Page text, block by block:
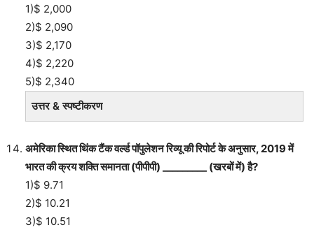
1)$ 2,000
2)$ 2,090
3)$ 2,170
4)$ 2,220
5)$ 2,340
उत्तर & स्पष्टीकरण
अमेरिका स्थित थिंक टैंक वर्ल्ड पॉपुलेशन रिव्यू की रिपोर्ट के अनुसार, 2019 में
भारत की क्रय शक्ति समानता (पीपीपी) _________ (खरबों में) है?
1)$ 9.71
2)$ 10.21
3)$ 10.51